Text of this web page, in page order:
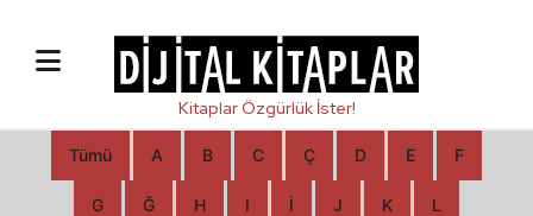
Tümü A B C Ç D E F
G Ğ H I İ J K L